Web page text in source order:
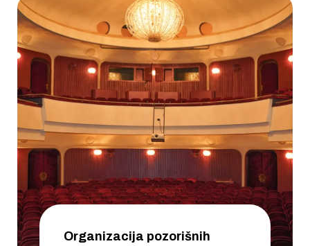
Organizacija pozorišnih